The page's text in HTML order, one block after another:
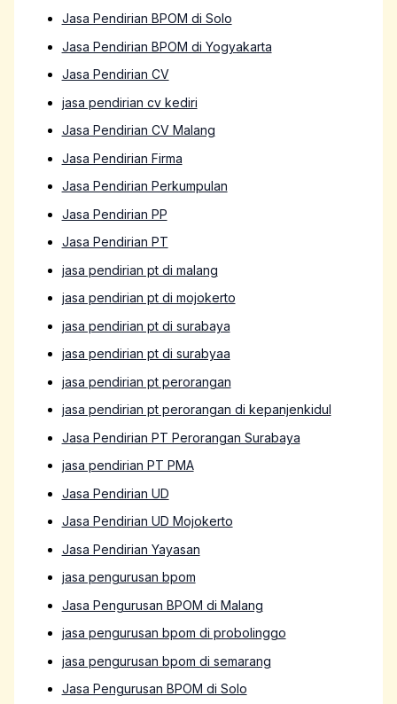
Jasa Pendirian BPOM di Solo
Jasa Pendirian BPOM di Yogyakarta
Jasa Pendirian CV
jasa pendirian cv kediri
Jasa Pendirian CV Malang
Jasa Pendirian Firma
Jasa Pendirian Perkumpulan
Jasa Pendirian PP
Jasa Pendirian PT
jasa pendirian pt di malang
jasa pendirian pt di mojokerto
jasa pendirian pt di surabaya
jasa pendirian pt di surabyaa
jasa pendirian pt perorangan
jasa pendirian pt perorangan di kepanjenkidul
Jasa Pendirian PT Perorangan Surabaya
jasa pendirian PT PMA
Jasa Pendirian UD
Jasa Pendirian UD Mojokerto
Jasa Pendirian Yayasan
jasa pengurusan bpom
Jasa Pengurusan BPOM di Malang
jasa pengurusan bpom di probolinggo
jasa pengurusan bpom di semarang
Jasa Pengurusan BPOM di Solo